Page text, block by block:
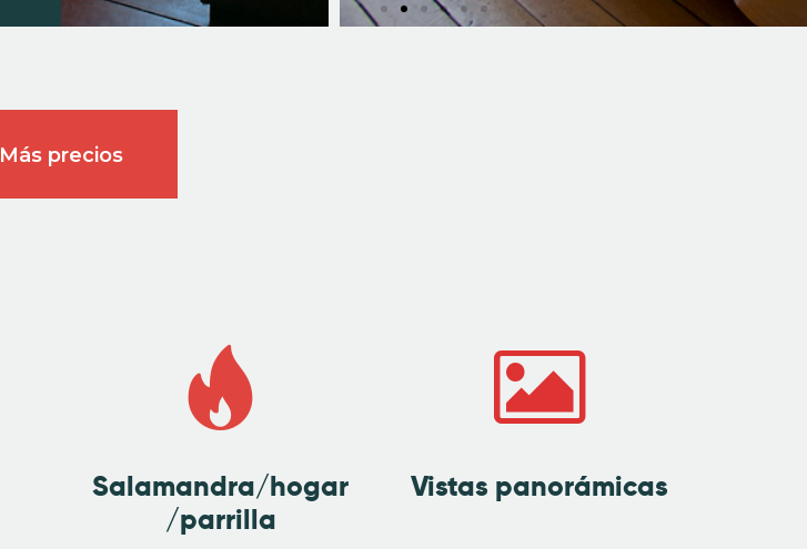
Más precios
Salamandra/hogar
/parrilla
Vistas panorámicas